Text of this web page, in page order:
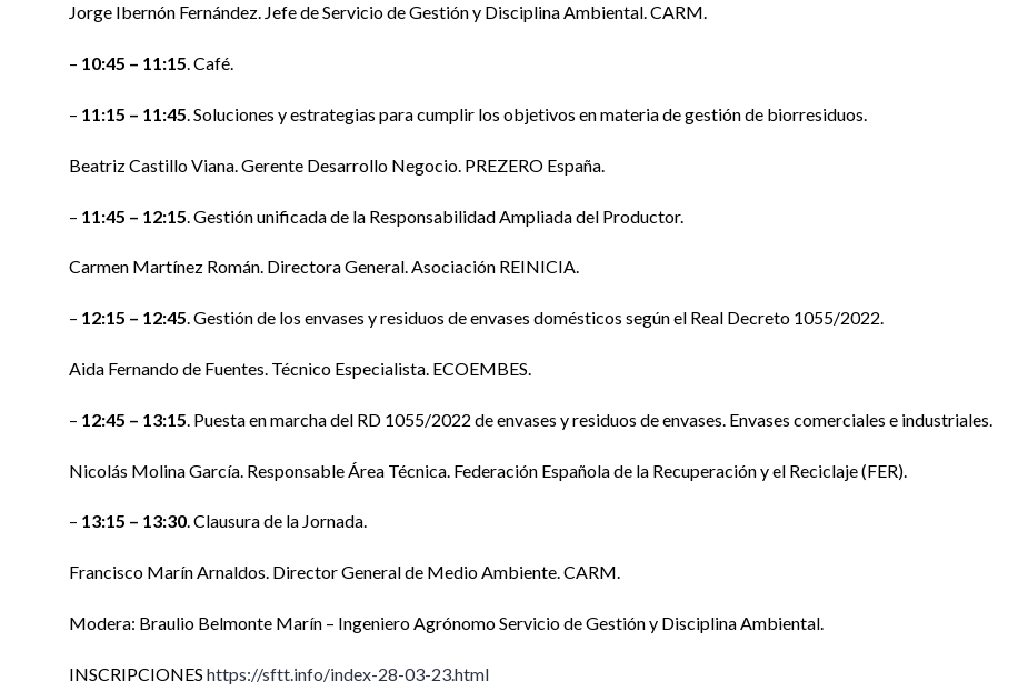
Jorge Ibernón Fernández. Jefe de Servicio de Gestión y Disciplina Ambiental. CARM.
– 10:45 – 11:15. Café.
– 11:15 – 11:45. Soluciones y estrategias para cumplir los objetivos en materia de gestión de biorresiduos.
Beatriz Castillo Viana. Gerente Desarrollo Negocio. PREZERO España.
– 11:45 – 12:15 . Gestión unificada de la Responsabilidad Ampliada del Productor.
Carmen Martínez Román. Directora General. Asociación REINICIA.
– 12:15 – 12:45. Gestión de los envases y residuos de envases domésticos según el Real Decreto 1055/2022.
Aida Fernando de Fuentes. Técnico Especialista. ECOEMBES.
– 12:45 – 13:15 . Puesta en marcha del RD 1055/2022 de envases y residuos de envases. Envases comerciales e industriales.
Nicolás Molina García. Responsable Área Técnica. Federación Española de la Recuperación y el Reciclaje (FER).
– 13:15 – 13:30. Clausura de la Jornada.
Francisco Marín Arnaldos. Director General de Medio Ambiente. CARM.
Modera: Braulio Belmonte Marín – Ingeniero Agrónomo Servicio de Gestión y Disciplina Ambiental.
INSCRIPCIONES https://sftt.info/index-28-03-23.html